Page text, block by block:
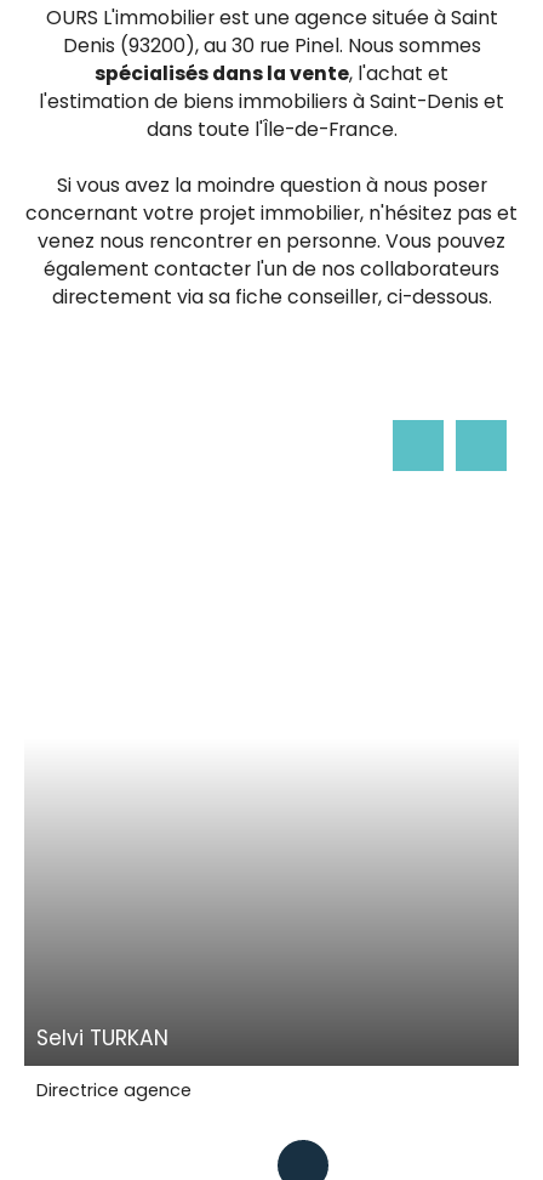
OURS L'immobilier est une agence située à Saint
Denis (93200), au 30 rue Pinel. Nous sommes
spécialisés dans la vente, l'achat et
l'estimation de biens immobiliers à Saint-Denis et
dans toute l'Île-de-France.
Si vous avez la moindre question à nous poser
concernant votre projet immobilier, n'hésitez pas et
venez nous rencontrer en personne. Vous pouvez
également contacter l'un de nos collaborateurs
directement via sa fiche conseiller, ci-dessous.
Selvi TURKAN
Directrice agence